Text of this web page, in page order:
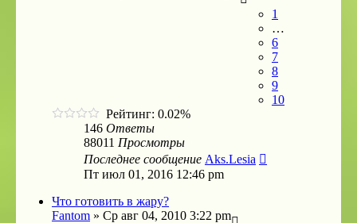
1
…
6
7
8
9
10
Рейтинг: 0.02%
146 Ответы
88011 Просмотры
Последнее сообщение Aks.Lesia
Пт июл 01, 2016 12:46 pm
Что готовить в жару?
Fantom » Ср авг 04, 2010 3:22 pm